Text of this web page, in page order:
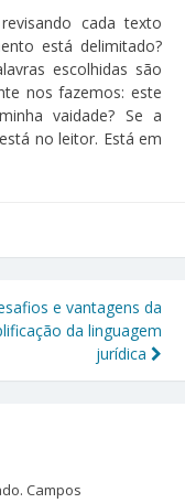
cada texto
está delimitado?
escolhidas são
nos fazemos: este
vaidade? Se a
no leitor. Está em
e vantagens da
da linguagem
jurídica
Campos